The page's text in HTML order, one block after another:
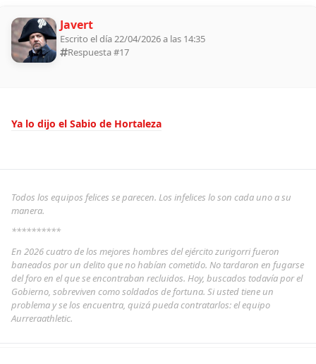
Javert
Escrito el día 22/04/2026 a las 14:35
Respuesta #17
Ya lo dijo el Sabio de Hortaleza
Todos los equipos felices se parecen. Los infelices lo son cada uno a su
manera.
**********
En 2026 cuatro de los mejores hombres del ejército zurigorri fueron
baneados por un delito que no habían cometido. No tardaron en fugarse
del foro en el que se encontraban recluidos. Hoy, buscados todavía por el
Gobierno, sobreviven como soldados de fortuna. Si usted tiene un
problema y se los encuentra, quizá pueda contratarlos: el equipo
Aurreraathletic.